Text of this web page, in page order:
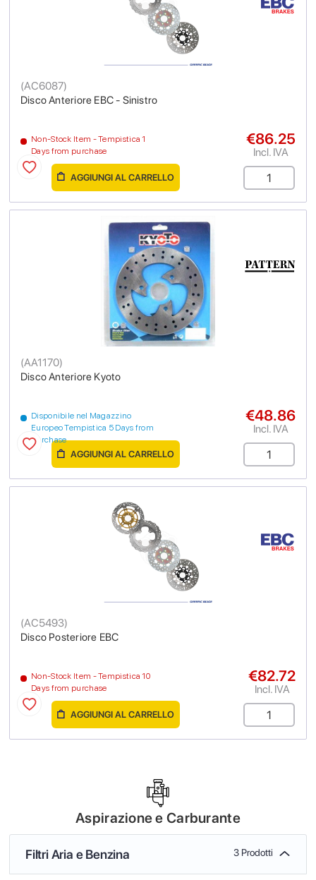
Disco Anteriore EBC - Sinistro
(AC6087)
Non-Stock Item - Tempistica 1
Days from purchase
€86.25
Incl. IVA
AGGIUNGI AL CARRELLO
Disco Anteriore Kyoto
(AA1170)
Disponibile nel Magazzino
Europeo Tempistica 5 Days from
purchase
€48.86
Incl. IVA
AGGIUNGI AL CARRELLO
Disco Posteriore EBC
(AC5493)
Non-Stock Item - Tempistica 10
Days from purchase
€82.72
Incl. IVA
AGGIUNGI AL CARRELLO
Aspirazione e Carburante
Filtri Aria e Benzina 3 Prodotti